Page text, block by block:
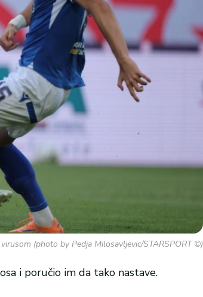
(photo by Pedja Milosavljevic/STARSPORT ©)
i poručio im da tako nastave.